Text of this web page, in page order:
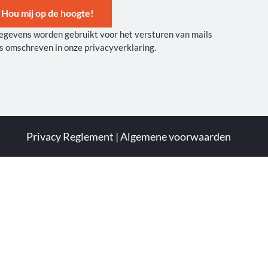
Hou mij op de hoogte!
worden gebruikt voor het versturen van mails
omschreven in onze privacyverklaring.
Privacy Reglement |Algemene voorwaarden